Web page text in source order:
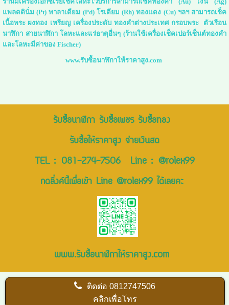
แพลตตินั่ม (Pt) พาลาเดียม (Pd) โรเดียม (Rh) ทองแดง (Cu) ฯลฯ สามารถเช็ค
เนื้อพระ ผงทอง เหรียญ เครื่องประดับ ทองคำต่างประเทศ กรอบพระ ตัวเรือน
นาฬิกา สายนาฬิกา โลหะและแร่ธาตุอื่นๆ (ร้านใช้เครื่องเช็คเปอร์เซ็นต์ทองคำ
และโลหะมีค่าของ Fischer)
www.รับซื้อนาฬิกาให้ราคาสูง.com
รับซื้อนาฬิกา รับซื้อเพชร รับซื้อทอง
รับซื้อให้ราคาสูง จ่ายเงินสด
TEL : 081-274-7506Line : @rolex99
กดลิ่งค์นี้เพื่อเข้า Line @rolex99 ได้เลยคะ
www.รับซื้อนาฬิกาให้ราคาสูง.com
ติดต่อ0812747506
คลิกเพื่อโทร